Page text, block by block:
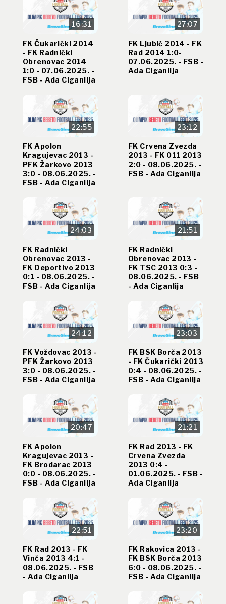
16:31
FK Čukarički 2014
- FK Radnički
Obrenovac 2014
1:0 - 07.06.2025. -
FSB - Ada Ciganlija
27:07
FK Ljubić 2014 - FK
Rad 2014 1:0-
07.06.2025. - FSB -
Ada Ciganlija
22:55
FK Apolon
Kragujevac 2013 -
PFK Žarkovo 2013
3:0 - 08.06.2025. -
FSB - Ada Ciganlija
23:12
FK Crvena Zvezda
2013 - FK 011 2013
2:0 - 08.06.2025. -
FSB - Ada Ciganlija
24:03
FK Radnički
Obrenovac 2013 -
FK Deportivo 2013
0:1 - 08.06.2025. -
FSB - Ada Ciganlija
21:51
FK Radnički
Obrenovac 2013 -
FK TSC 2013 0:3 -
08.06.2025. - FSB
- Ada Ciganlija
24:12
FK Voždovac 2013 -
PFK Žarkovo 2013
3:0 - 08.06.2025. -
FSB - Ada Ciganlija
23:03
FK BSK Borča 2013
- FK Čukarički 2013
0:4 - 08.06.2025. -
FSB - Ada Ciganlija
20:47
FK Apolon
Kragujevac 2013 -
FK Brodarac 2013
0:0 - 08.06.2025. -
FSB - Ada Ciganlija
21:21
FK Rad 2013 - FK
Crvena Zvezda
2013 0:4 -
01.06.2025. - FSB -
Ada Ciganlija
22:51
FK Rad 2013 - FK
Vinča 2013 4:1 -
08.06.2025. - FSB
- Ada Ciganlija
23:20
FK Rakovica 2013 -
FK BSK Borča 2013
6:0 - 08.06.2025. -
FSB - Ada Ciganlija